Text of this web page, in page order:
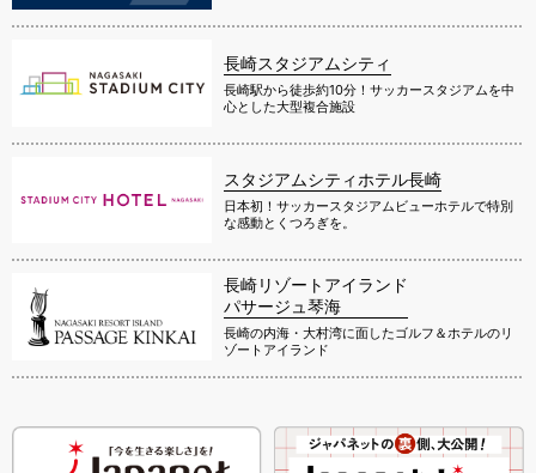
長崎スタジアムシティ
長崎駅から徒歩約10分！サッカースタジアムを中
心とした大型複合施設
スタジアムシティホテル長崎
日本初！サッカースタジアムビューホテルで特別
な感動とくつろぎを。
長崎リゾートアイランド
パサージュ琴海
長崎の内海・大村湾に面したゴルフ＆ホテルのリ
ゾートアイランド